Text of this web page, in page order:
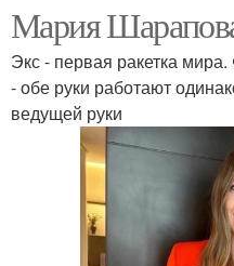
Мария
Экс - первая ракетка
- обе руки работают
ведущей руки